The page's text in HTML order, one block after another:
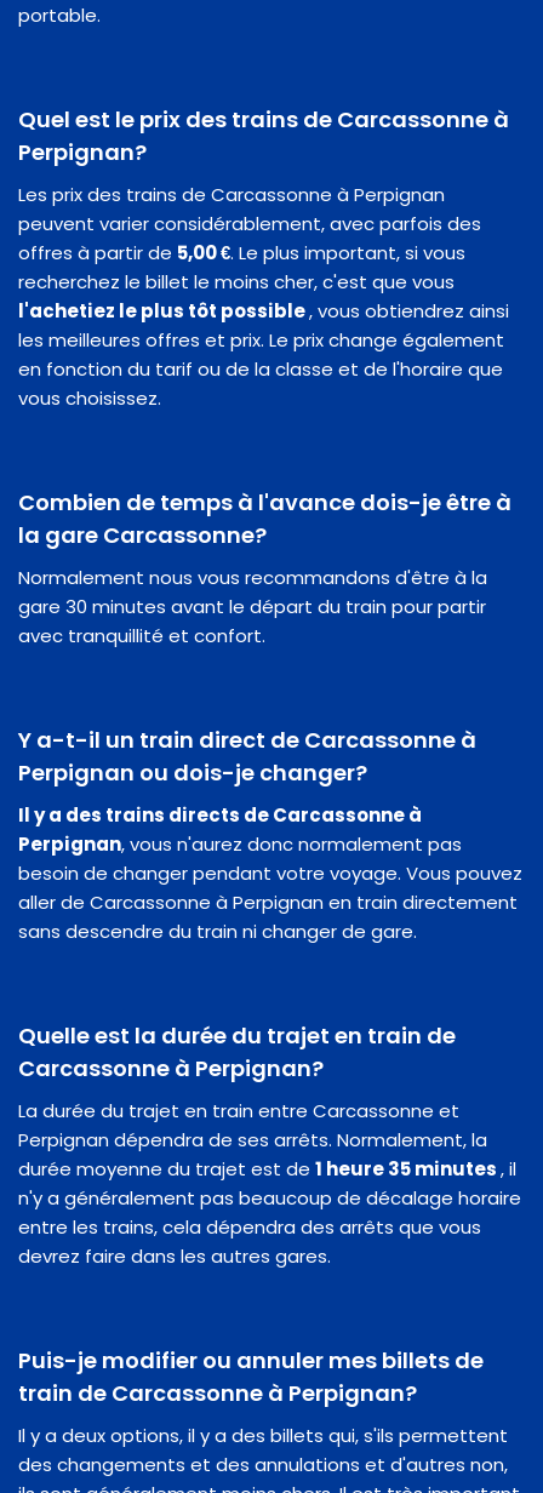
portable.
Quel est le prix des trains de Carcassonne à
Perpignan?
Les prix des trains de Carcassonne à Perpignan
peuvent varier considérablement, avec parfois des
offres à partir de 5,00 €. Le plus important, si vous
recherchez le billet le moins cher, c'est que vous
l'achetiez le plus tôt possible, vous obtiendrez ainsi
les meilleures offres et prix. Le prix change également
en fonction du tarif ou de la classe et de l'horaire que
vous choisissez.
Combien de temps à l'avance dois-je être à
la gare Carcassonne?
Normalement nous vous recommandons d'être à la
gare 30 minutes avant le départ du train pour partir
avec tranquillité et confort.
Y a-t-il un train direct de Carcassonne à
Perpignan ou dois-je changer?
Il y a des trains directs de Carcassonne à
Perpignan, vous n'aurez donc normalement pas
besoin de changer pendant votre voyage. Vous pouvez
aller de Carcassonne à Perpignan en train directement
sans descendre du train ni changer de gare.
Quelle est la durée du trajet en train de
Carcassonne à Perpignan?
La durée du trajet en train entre Carcassonne et
Perpignan dépendra de ses arrêts. Normalement, la
durée moyenne du trajet est de 1 heure 35 minutes, il
n'y a généralement pas beaucoup de décalage horaire
entre les trains, cela dépendra des arrêts que vous
devrez faire dans les autres gares.
Puis-je modifier ou annuler mes billets de
train de Carcassonne à Perpignan?
Il y a deux options, il y a des billets qui, s'ils permettent
des changements et des annulations et d'autres non,